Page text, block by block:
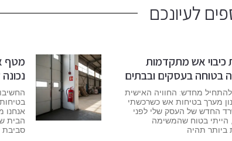
לעיונכם
כיבוי אש מתקדמות
בטוחה בעסקים ובבתים
להתחיל מחדש: החוויה האישית
מערך בטיחות אש כשרכשתי
החדש של העסק שלי לפני
הייתי בטוח שהמשימה
ביותר תהיה
מטף
אנחנו
הבית
סביבת